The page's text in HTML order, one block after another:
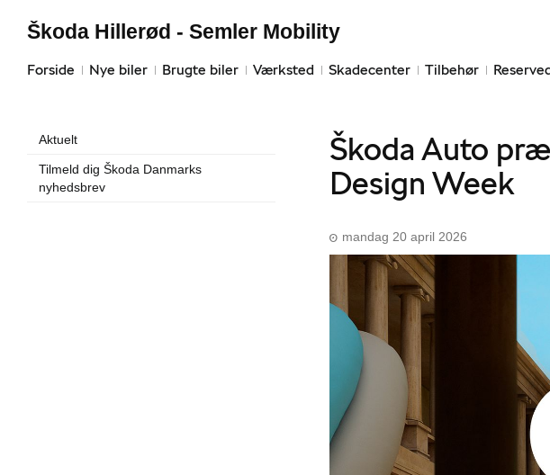
Forside Nye biler Brugte biler Værksted Skadecenter Tilbehør
Škoda Hillerød - Semler Mobility
Aktuelt
Tilmeld dig Škoda Danmarks
nyhedsbrev
Škoda Auto
Design Week
mandag 20 april 2026